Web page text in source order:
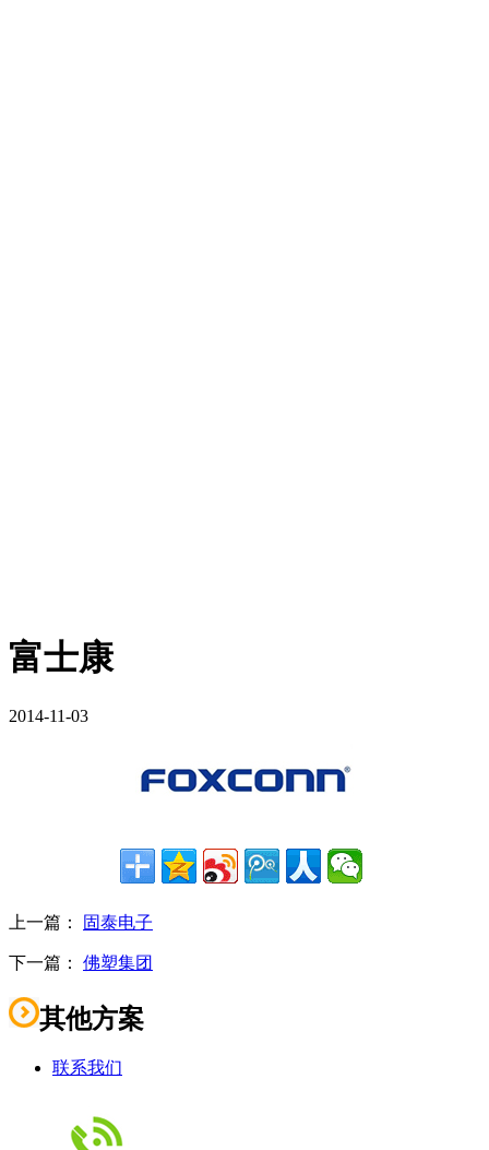
富士康
2014-11-03
上一篇： 固泰电子
下一篇： 佛塑集团
其他方案
联系我们